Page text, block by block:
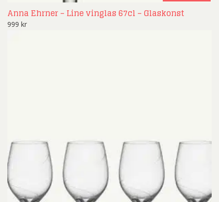
Anna Ehrner – Line vinglas 67cl – Glaskonst
999 kr